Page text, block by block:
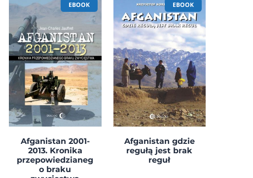
EBOOK
Afganistan 2001-
2013. Kronika
przepowiedzianeg
o braku
EBOOK
Afganistan gdzie
regułą jest brak
reguł